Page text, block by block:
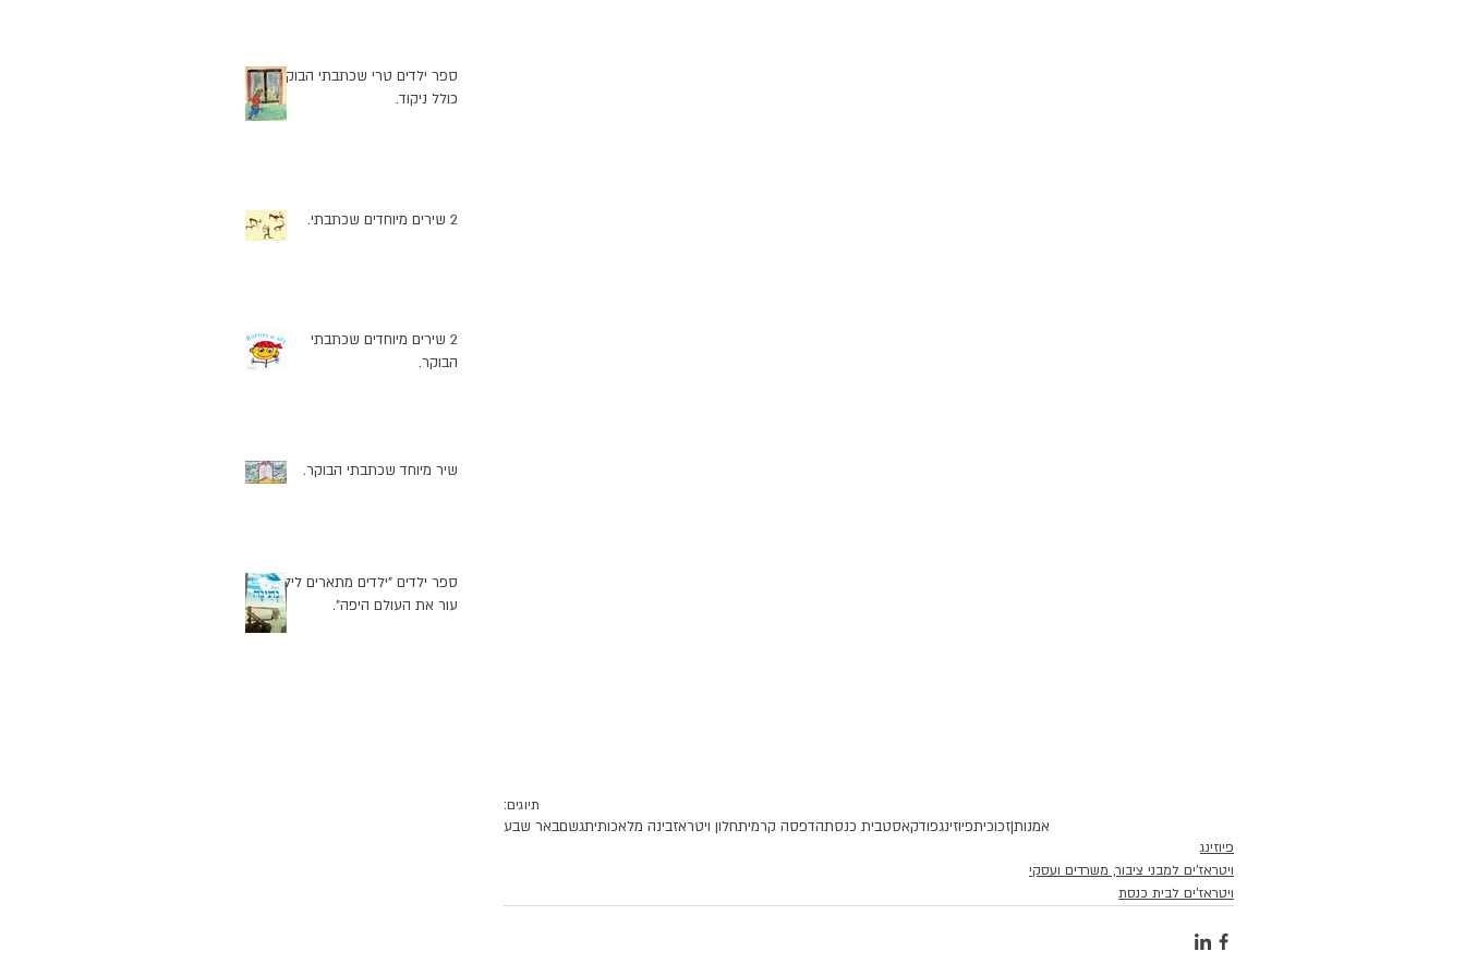
ספר ילדים טרי שכתבתי הבוקר
כולל ניקוד.
2 שירים מיוחדים שכתבתי.
2 שירים מיוחדים שכתבתי
הבוקר.
שיר מיוחד שכתבתי הבוקר.
ספר ילדים "ילדים מתארים לילד
עור את העולם היפה".
תיוגים:
אמנות|זכוכיתפיוזינגפודקאסטבית כנסתהדפסה קרמיתחלון ויטראזבינה מלאכותיתגשםבאר שבע
פיוזינג
ויטראז'ים למבני ציבור, משרדים ועסקי
ויטראז'ים לבית כנסת